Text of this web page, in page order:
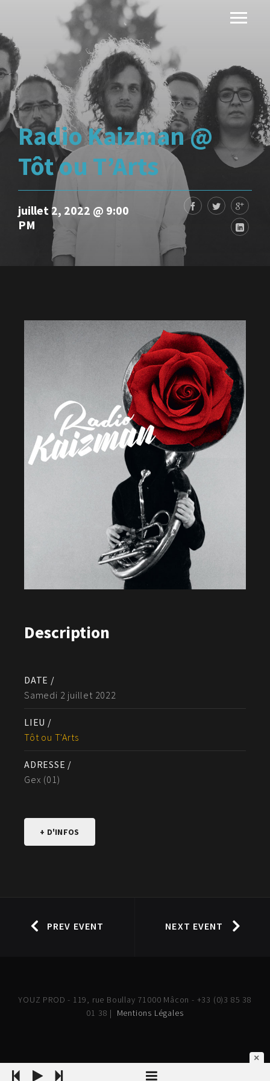
Radio Kaizman @
Tôt ou T’Arts
juillet 2, 2022 @ 9:00
PM
Description
DATE /
Samedi 2 juillet 2022
LIEU /
Tôt ou T'Arts
ADRESSE /
Gex (01)
+ D'INFOS
PREV EVENT NEXT EVENT
YOUZ PROD - 119, rue Boullay 71000 Mâcon - +33 (0)3 85 38
01 38 | Mentions Légales